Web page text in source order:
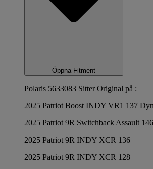
Öppna Fitment
Polaris 5633083 Sitter Original på :
2025 Patriot Boost INDY VR1 137
2025 Patriot 9R Switchback Assault 146
2025 Patriot 9R INDY XCR 136
2025 Patriot 9R INDY XCR 128